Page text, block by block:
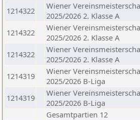
1214322
Wiener
2025/2026 2. Klasse A
1214322
Wiener
2025/2026 2. Klasse A
1214322
Wiener
2025/2026 2. Klasse A
1214319
Wiener
2025/2026 B-Liga
1214319
Wiener
2025/2026 B-Liga
Gesamtpartien 12